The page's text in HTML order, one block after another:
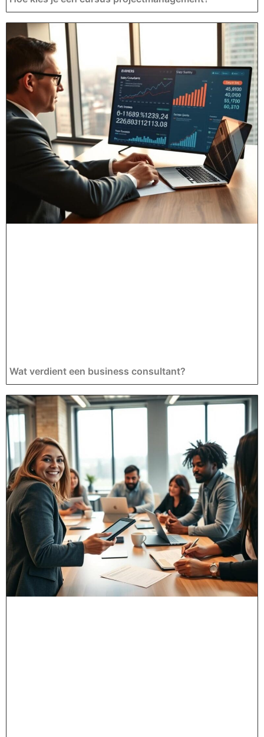
Wat verdient een business consultant?